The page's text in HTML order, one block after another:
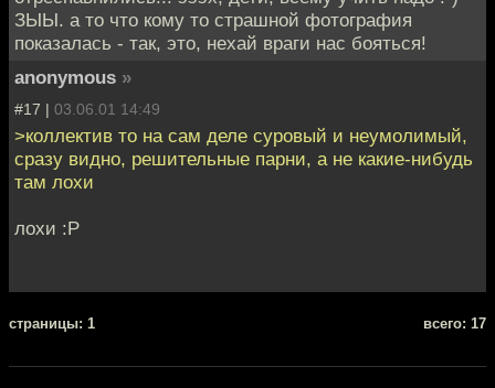
ЗЫЫ. а то что кому то страшной фотография
показалась - так, это, нехай враги нас бояться!
anonymous »
#17 | 03.06.01 14:49
>коллектив то на сам деле суровый и неумолимый,
сразу видно, решительные парни, а не какие-нибудь
там лохи
лохи :P
cтраницы: 1 всего: 17